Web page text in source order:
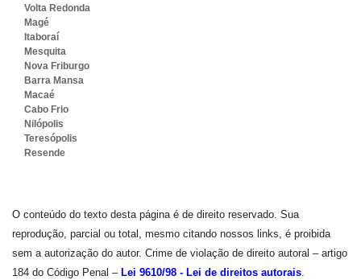
Volta Redonda
Magé
Itaboraí
Mesquita
Nova Friburgo
Barra Mansa
Macaé
Cabo Frio
Nilópolis
Teresópolis
Resende
O conteúdo do texto desta página é de direito reservado. Sua
reprodução, parcial ou total, mesmo citando nossos links, é proibida
sem a autorização do autor. Crime de violação de direito autoral – artigo
184 do Código Penal – Lei 9610/98 - Lei de direitos autorais